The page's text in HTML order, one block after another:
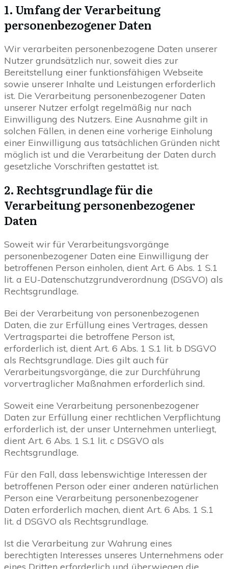
1. Umfang der Verarbeitung
personenbezogener Daten
Wir verarbeiten personenbezogene Daten unserer
Nutzer grundsätzlich nur, soweit dies zur
Bereitstellung einer funktionsfähigen Webseite
sowie unserer Inhalte und Leistungen erforderlich
ist. Die Verarbeitung personenbezogener Daten
unserer Nutzer erfolgt regelmäßig nur nach
Einwilligung des Nutzers. Eine Ausnahme gilt in
solchen Fällen, in denen eine vorherige Einholung
einer Einwilligung aus tatsächlichen Gründen nicht
möglich ist und die Verarbeitung der Daten durch
gesetzliche Vorschriften gestattet ist.
2. Rechtsgrundlage für die
Verarbeitung personenbezogener
Daten
Soweit wir für Verarbeitungsvorgänge
personenbezogener Daten eine Einwilligung der
betroffenen Person einholen, dient Art. 6 Abs. 1 S.1
lit. a EU-Datenschutzgrundverordnung (DSGVO) als
Rechtsgrundlage.
Bei der Verarbeitung von personenbezogenen
Daten, die zur Erfüllung eines Vertrages, dessen
Vertragspartei die betroffene Person ist,
erforderlich ist, dient Art. 6 Abs. 1 S.1 lit. b DSGVO
als Rechtsgrundlage. Dies gilt auch für
Verarbeitungsvorgänge, die zur Durchführung
vorvertraglicher Maßnahmen erforderlich sind.
Soweit eine Verarbeitung personenbezogener
Daten zur Erfüllung einer rechtlichen Verpflichtung
erforderlich ist, der unser Unternehmen unterliegt,
dient Art. 6 Abs. 1 S.1 lit. c DSGVO als
Rechtsgrundlage.
Für den Fall, dass lebenswichtige Interessen der
betroffenen Person oder einer anderen natürlichen
Person eine Verarbeitung personenbezogener
Daten erforderlich machen, dient Art. 6 Abs. 1 S.1
lit. d DSGVO als Rechtsgrundlage.
Ist die Verarbeitung zur Wahrung eines
berechtigten Interesses unseres Unternehmens oder
eines Dritten erforderlich und überwiegen die